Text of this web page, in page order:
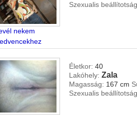
nekem
Szexualis
Életkor: 40
Lakóhely: Zala
Magasság: 167 cm
Szexualis